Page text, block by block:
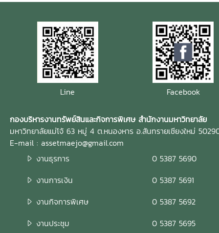
Line Facebook
กองบริหารงานทรัพย์สินและกิจการพิเศษ สำนักงานมหาวิทยาลัย
มหาวิทยาลัยแม่โจ้ 63 หมู่ 4 ต.หนองหาร อ.สันทรายเชียงใหม่
E-mail : assetmaejo@gmail.com
งานธุรการ
0 5387 5690
งานการเงิน
0 5387 5691
งานกิจการพิเศษ
0 5387 5692
งานประชุม
0 5387 5695